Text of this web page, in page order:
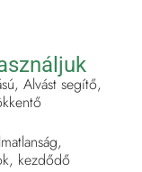
Alvást segítő,
kezdődő